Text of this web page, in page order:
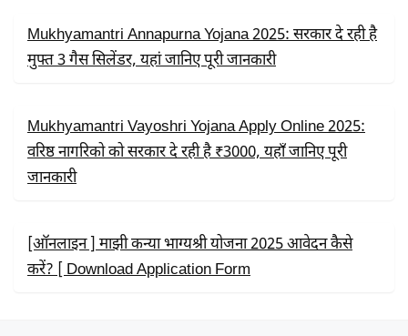
Mukhyamantri Annapurna Yojana 2025: सरकार दे रही है
मुफ्त 3 गैस सिलेंडर, यहां जानिए पूरी जानकारी
Mukhyamantri Vayoshri Yojana Apply Online 2025:
वरिष्ठ नागरिको को सरकार दे रही है ₹3000, यहाँ जानिए पूरी
जानकारी
[ऑनलाइन ] माझी कन्या भाग्यश्री योजना 2025 आवेदन कैसे
करें? [ Download Application Form